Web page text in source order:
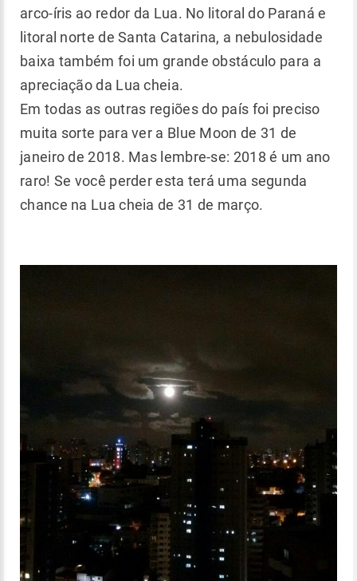
arco-íris ao redor da Lua. No litoral do Paraná e
litoral norte de Santa Catarina, a nebulosidade
baixa também foi um grande obstáculo para a
apreciação da Lua cheia.
Em todas as outras regiões do país foi preciso
muita sorte para ver a Blue Moon de 31 de
janeiro de 2018. Mas lembre-se: 2018 é um ano
raro! Se você perder esta terá uma segunda
chance na Lua cheia de 31 de março.